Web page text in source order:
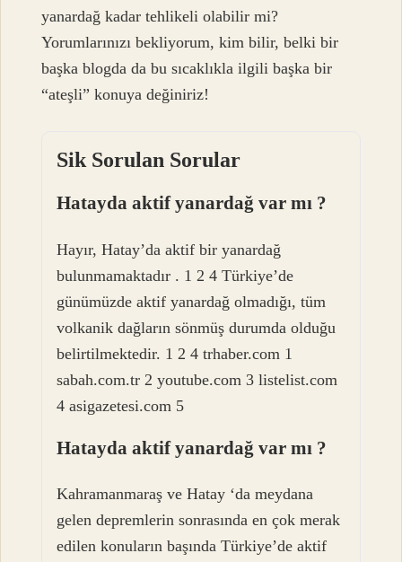
yanardağ kadar tehlikeli olabilir mi?
Yorumlarınızı bekliyorum, kim bilir, belki bir
başka blogda da bu sıcaklıkla ilgili başka bir
“ateşli” konuya değiniriz!
Sik Sorulan Sorular
Hatayda aktif yanardağ var mı ?
Hayır, Hatay’da aktif bir yanardağ
bulunmamaktadır . 1 2 4 Türkiye’de
günümüzde aktif yanardağ olmadığı, tüm
volkanik dağların sönmüş durumda olduğu
belirtilmektedir. 1 2 4 trhaber.com 1
sabah.com.tr 2 youtube.com 3 listelist.com
4 asigazetesi.com 5
Hatayda aktif yanardağ var mı ?
Kahramanmaraş ve Hatay ‘da meydana
gelen depremlerin sonrasında en çok merak
edilen konuların başında Türkiye’de aktif